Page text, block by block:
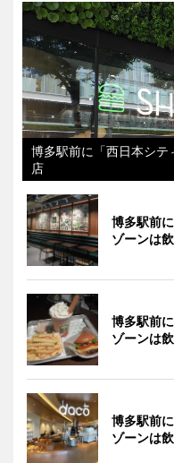
博多駅前に「西日本シ
店
博多駅前
ゾーンは
博多駅前
ゾーンは
博多駅前
ゾーンは